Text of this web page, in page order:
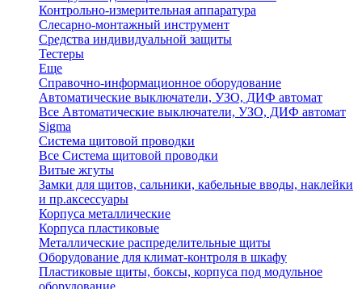
Контрольно-измерительная аппаратура
Слесарно-монтажный инструмент
Средства индивидуальной защиты
Тестеры
Еще
Справочно-информационное оборудование
Автоматические выключатели, УЗО, ДИФ автомат
Все Автоматические выключатели, УЗО, ДИФ автомат
Sigma
Система щитовой проводки
Все Система щитовой проводки
Витые жгуты
Замки для щитов, сальники, кабельные вводы, наклейки
и пр.аксессуары
Корпуса металлические
Корпуса пластиковые
Металлические распределительные щиты
Оборудование для климат-контроля в шкафу
Пластиковые щиты, боксы, корпуса под модульное
оборудование